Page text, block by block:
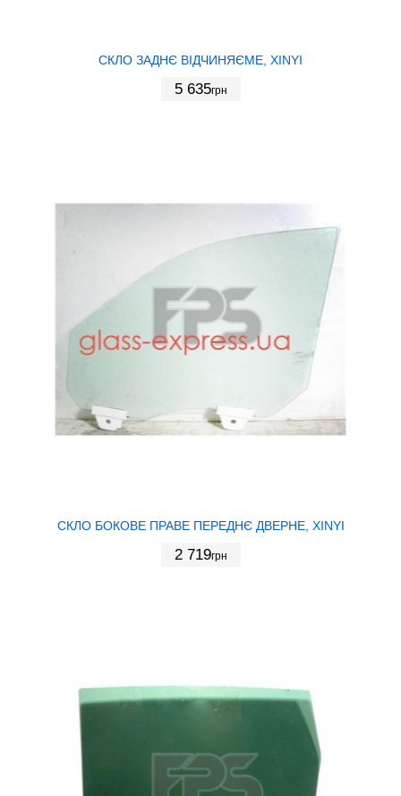
СКЛО ЗАДНЄ ВІДЧИНЯЄМЕ, XINYI
5 635грн
СКЛО БОКОВЕ ПРАВЕ ПЕРЕДНЄ ДВЕРНЕ, XINYI
2 719грн